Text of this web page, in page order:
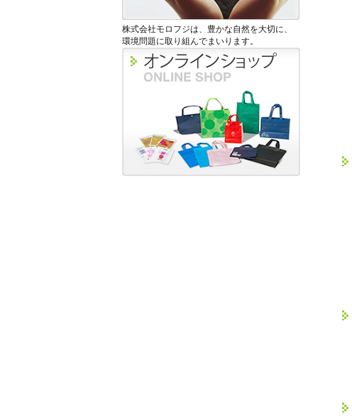
株式会社モロフジは、豊かな自然を大切に、
環境問題に取り組んでまいります。